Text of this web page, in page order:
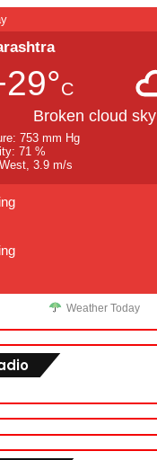
C
Broken cloud sky
753 mm Hg
71 %
3.9 m/s
Weather Today